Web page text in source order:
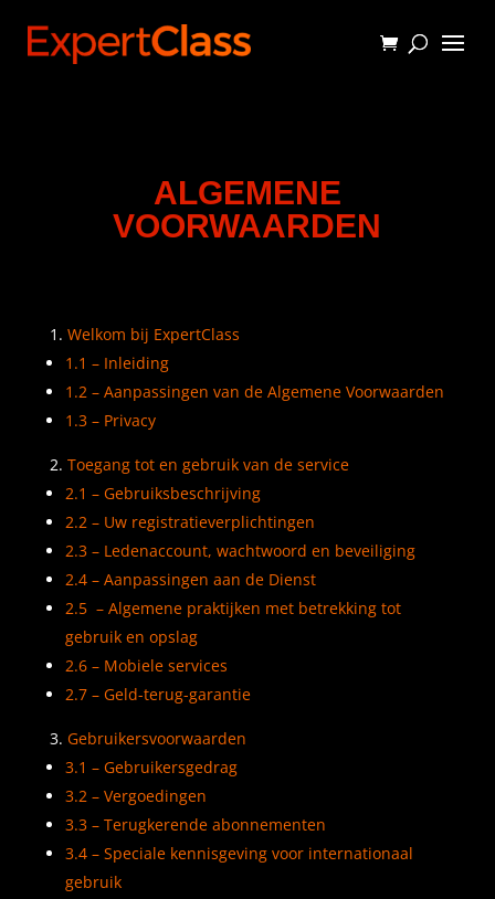
ALGEMENE
VOORWAARDEN
Welkom bij ExpertClass
1.1 – Inleiding
1.2 – Aanpassingen van de Algemene Voorwaarden
1.3 – Privacy
Toegang tot en gebruik van de service
2.1 – Gebruiksbeschrijving
2.2 – Uw registratieverplichtingen
2.3 – Ledenaccount, wachtwoord en beveiliging
2.4 – Aanpassingen aan de Dienst
2.5 – Algemene praktijken met betrekking tot
gebruik en opslag
2.6 – Mobiele services
2.7 – Geld-terug-garantie
Gebruikersvoorwaarden
3.1 – Gebruikersgedrag
3.2 – Vergoedingen
3.3 – Terugkerende abonnementen
3.4 – Speciale kennisgeving voor internationaal
gebruik